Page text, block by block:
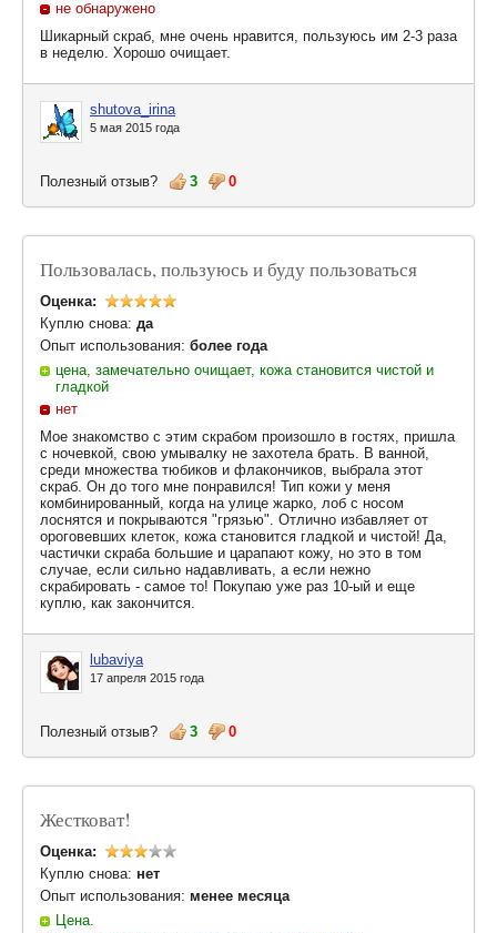
не обнаружено
Шикарный скраб, мне очень нравится, пользуюсь им 2-3 раза
в неделю. Хорошо очищает.
shutova_irina
5 мая 2015 года
Полезный отзыв? 3 0
Пользовалась, пользуюсь и буду пользоваться
Оценка:
Куплю снова: да
Опыт использования: более года
цена, замечательно очищает, кожа становится чистой и
гладкой
нет
Мое знакомство с этим скрабом произошло в гостях, пришла
с ночевкой, свою умывалку не захотела брать. В ванной,
среди множества тюбиков и флакончиков, выбрала этот
скраб. Он до того мне понравился! Тип кожи у меня
комбинированный, когда на улице жарко, лоб с носом
лоснятся и покрываются "грязью". Отлично избавляет от
ороговевших клеток, кожа становится гладкой и чистой! Да,
частички скраба большие и царапают кожу, но это в том
случае, если сильно надавливать, а если нежно
скрабировать - самое то! Покупаю уже раз 10-ый и еще
куплю, как закончится.
lubaviya
17 апреля 2015 года
Полезный отзыв? 3 0
Жестковат!
Оценка:
Куплю снова: нет
Опыт использования: менее месяца
Цена.